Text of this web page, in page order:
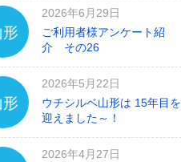
形
2026年6月29日
ご利用者様アンケート紹
介 その26
形
2026年5月22日
ウチシルベ山形は 15年目を
迎えました～！
2026年4月27日